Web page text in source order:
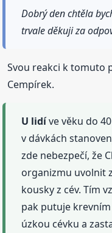
Dobrý den chtěla
trvale děkuji za
Svou reakci k tomuto
Cempírek.
U lidíve věku do
v dávkách
zde nebezpečí, že
organizmu uvolnit
kousky z cév. Tím
pak putuje
úzkou cévku a